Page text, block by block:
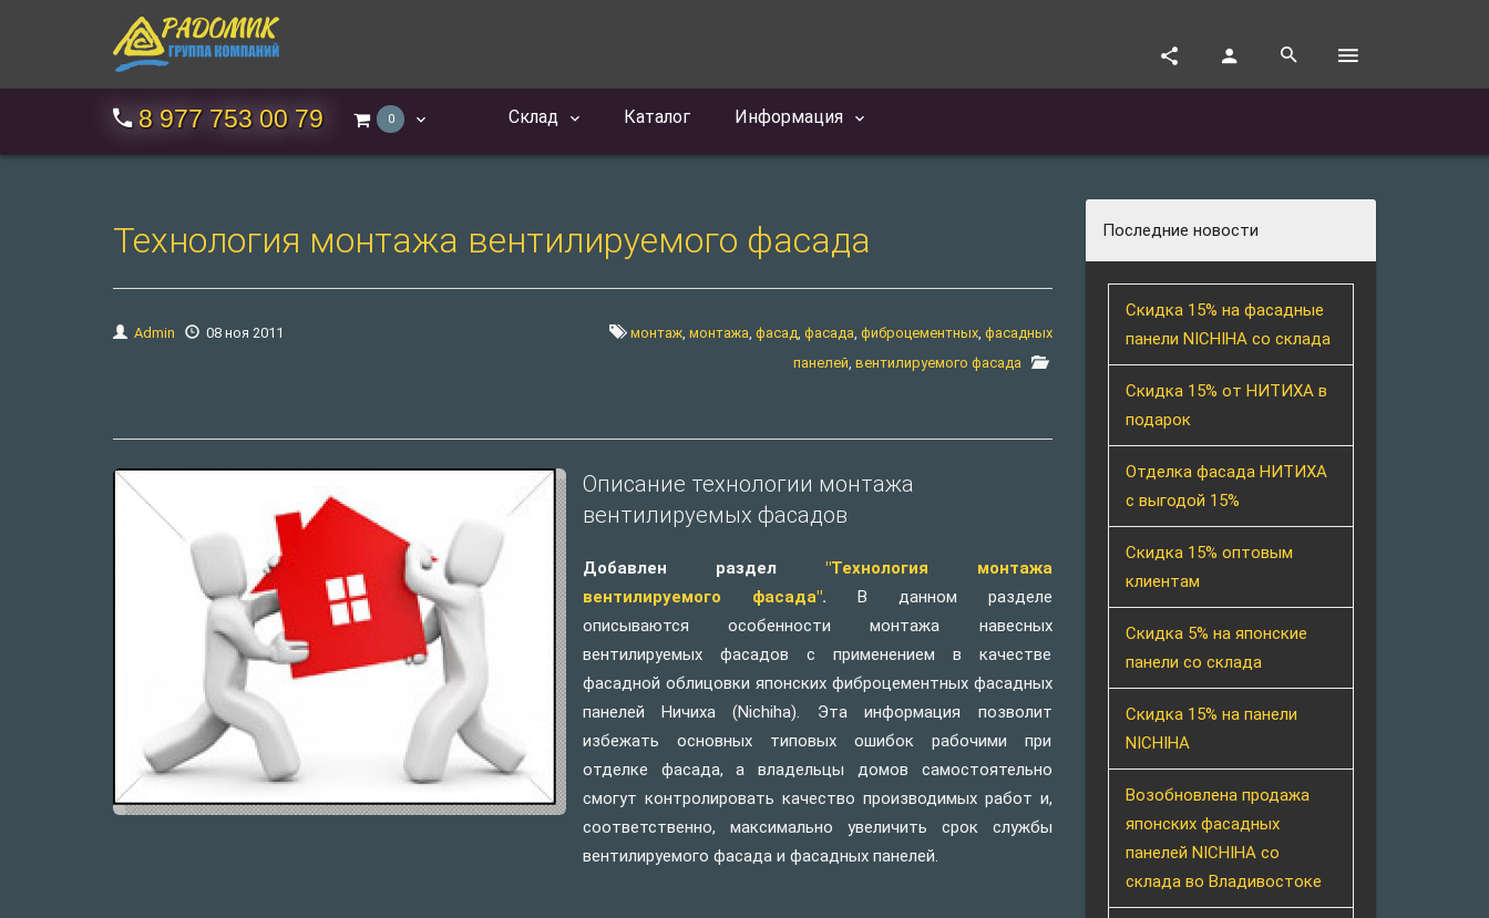
8 977 753 00 79 0 Склад Каталог Информация
Технология монтажа вентилируемого фасада
Admin 08 ноя 2011 монтаж, монтажа, фасад, фасада, фиброцементных, фасадных
панелей, вентилируемого фасада
Описание технологии монтажа
вентилируемых фасадов
Добавлен раздел "Технология монтажа
вентилируемого фасада". В данном разделе
описываются особенности монтажа навесных
вентилируемых фасадов с применением в качестве
фасадной облицовки японских фиброцементных фасадных
панелей Ничиха (Nichiha). Эта информация позволит
избежать основных типовых ошибок рабочими при
отделке фасада, а владельцы домов самостоятельно
смогут контролировать качество производимых работ и,
соответственно, максимально увеличить срок службы
вентилируемого фасада и фасадных панелей.
Последние новости
Скидка 15% на фасадные
панели NICHIHA со склада
Скидка 15% от НИТИХА в
подарок
Отделка фасада НИТИХА
с выгодой 15%
Скидка 15% оптовым
клиентам
Скидка 5% на японские
панели со склада
Скидка 15% на панели
NICHIHA
Возобновлена продажа
японских фасадных
панелей NICHIHA со
склада во Владивостоке